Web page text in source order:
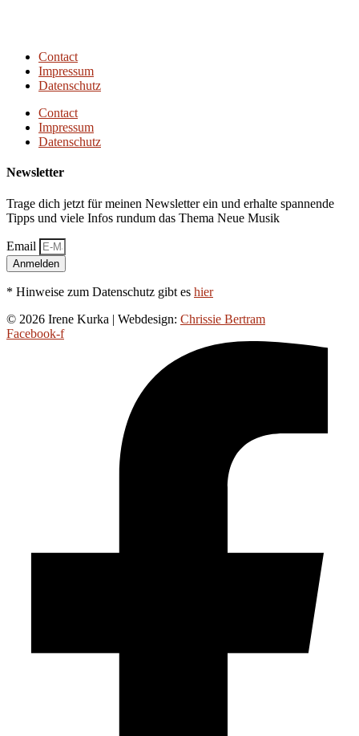
Contact
Impressum
Datenschutz
Contact
Impressum
Datenschutz
Newsletter
Trage dich jetzt für meinen Newsletter ein und erhalte spannende
Tipps und viele Infos rundum das Thema Neue Musik
Email
Anmelden
* Hinweise zum Datenschutz gibt es hier
© 2026 Irene Kurka | Webdesign: Chrissie Bertram
Facebook-f